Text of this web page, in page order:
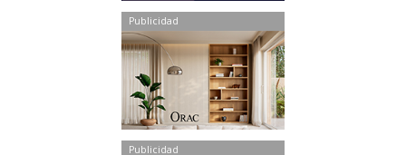
Publicidad
Publicidad